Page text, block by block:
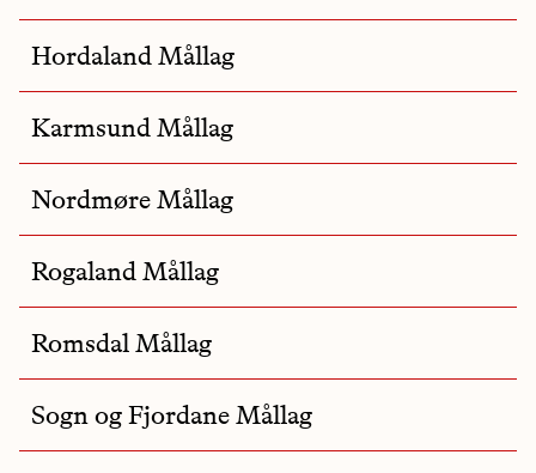
Hordaland Mållag
Karmsund Mållag
Nordmøre Mållag
Rogaland Mållag
Romsdal Mållag
Sogn og Fjordane Mållag